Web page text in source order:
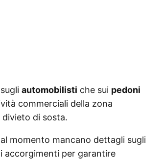
automobilisti che sui pedoni
commerciali della zona
di sosta.
momento mancano dettagli sugli
accorgimenti per garantire